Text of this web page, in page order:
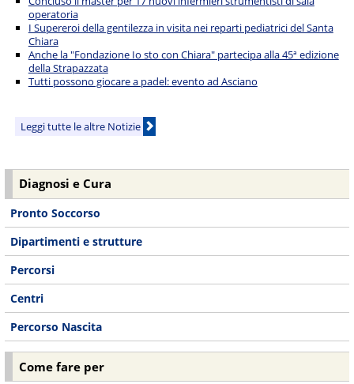
operatoria
I Supereroi della gentilezza in visita nei reparti pediatrici del Santa
Chiara
Anche la "Fondazione Io sto con Chiara" partecipa alla 45ª edizione
della Strapazzata
Tutti possono giocare a padel: evento ad Asciano
Leggi tutte le altre Notizie
Diagnosi e Cura
Pronto Soccorso
Dipartimenti e strutture
Percorsi
Centri
Percorso Nascita
Come fare per